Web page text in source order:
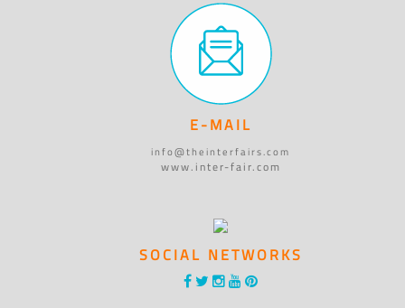
E-MAIL
info@theinterfairs.com
www.inter-fair.com
SOCIAL NETWORKS